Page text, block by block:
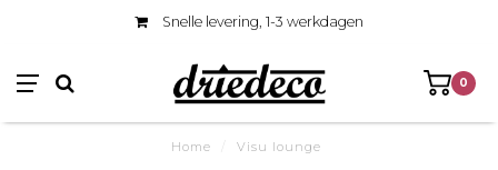
Snelle levering, 1-3 werkdagen
0
Home Visu lounge